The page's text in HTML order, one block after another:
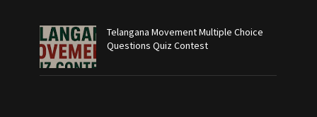
Telangana Movement Multiple Choice
Questions Quiz Contest